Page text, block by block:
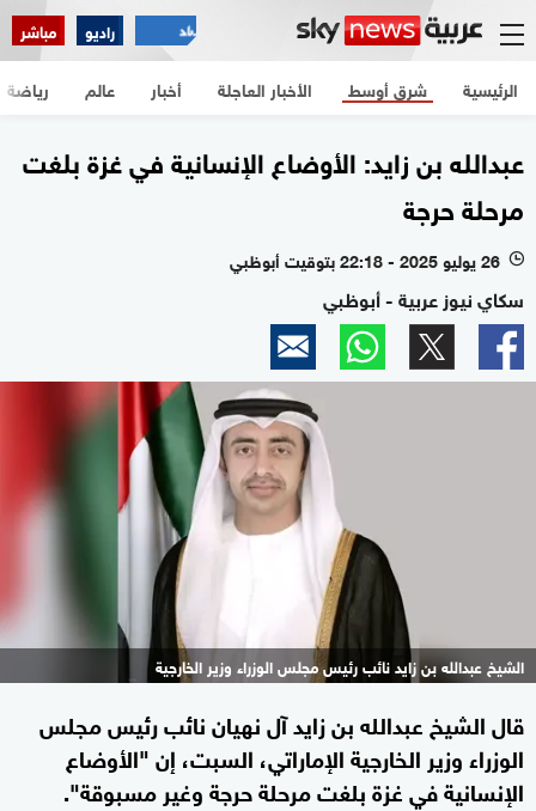
راديو مباشر
الرئيسية الأخبار العاجلة أخبار شرق أوسط عالم رياضة
عبدالله بن زايد: الأوضاع الإنسانية في غزة بلغت
مرحلة حرجة
l 26 يوليو 2025 - 22:18 بتوقيت أبوظبي
سكاي نيوز عربية - أبوظبي
الشيخ عبدالله بن زايد نائب رئيس مجلس الوزراء وزير الخارجية
قال الشيخ عبدالله بن زايد آل نهيان نائب رئيس مجلس
الوزراء وزير الخارجية الإماراتي، السبت، إن "الأوضاع
الإنسانية في غزة بلغت مرحلة حرجة وغير مسبوقة".